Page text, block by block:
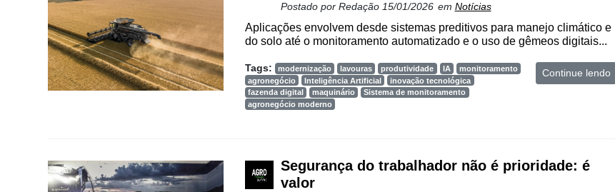
Postado por Redação 15/01/2026 em Notícias
Aplicações envolvem desde sistemas preditivos para manejo climático e
do solo até o monitoramento automatizado e o uso de gêmeos digitais...
Tags: modernização lavouras produtividade IA
monitoramento
agronegócio
Inteligência Artificial
inovação tecnológica
fazenda digital
maquinário
Sistema de monitoramento
agronegócio moderno
Continue lendo
Segurança do trabalhador não é prioridade: é
valor